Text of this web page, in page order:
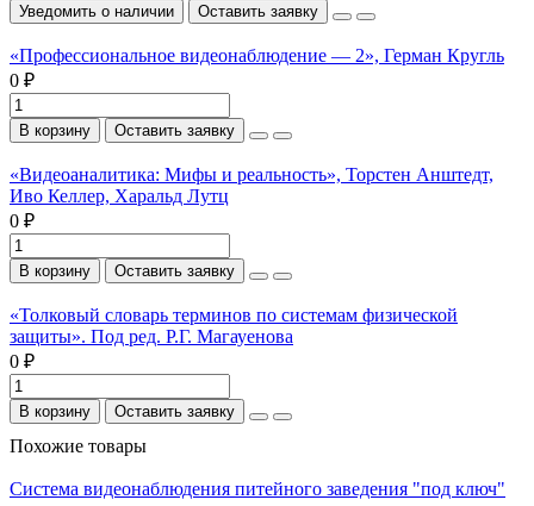
Уведомить о наличии Оставить заявку
«Профессиональное видеонаблюдение — 2», Герман Кругль
0 ₽
В корзину Оставить заявку
«Видеоаналитика: Мифы и реальность», Торстен Анштедт,
Иво Келлер, Харальд Лутц
0 ₽
В корзину Оставить заявку
«Толковый словарь терминов по системам физической
защиты». Под ред. Р.Г. Магауенова
0 ₽
В корзину Оставить заявку
Похожие товары
Система видеонаблюдения питейного заведения "под ключ"